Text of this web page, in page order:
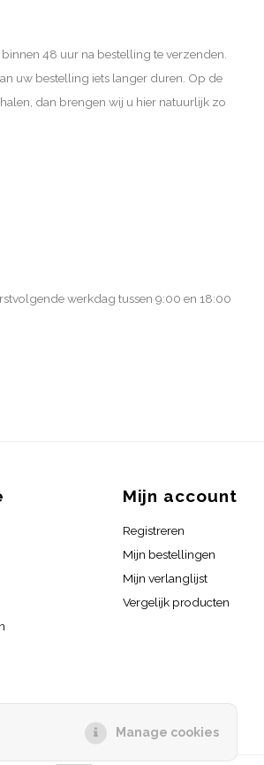
48 uur na bestelling te verzenden.
uw bestelling iets langer duren. Op de
dan brengen wij u hier natuurlijk zo
werkdag tussen 9:00 en 18:00
Mijn account
Registreren
Mijn bestellingen
Mijn verlanglijst
Vergelijk producten
Manage cookies